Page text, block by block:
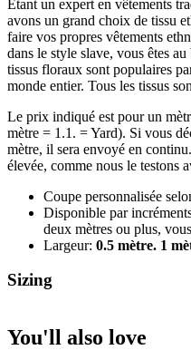
Étant un expert en vêtements
avons un grand choix de tissu
faire vos propres vêtements
dans le style slave, vous êtes
tissus floraux sont populaires
monde entier. Tous les tissus
Le prix indiqué est pour un
mètre = 1.1. = Yard). Si vous
mètre, il sera envoyé en
élevée, comme nous le testons
Coupe personnalisée
Disponible par
deux mètres ou plus,
Largeur: 0.5 mètre. 1
Sizing
You'll also love